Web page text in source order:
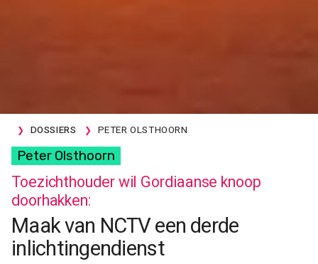
DOSSIERS PETER OLSTHOORN
Peter Olsthoorn
Toezichthouder wil Gordiaanse knoop
doorhakken:
Maak van NCTV een derde
inlichtingendienst